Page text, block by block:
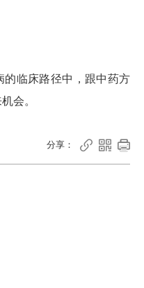
的临床路径中，跟中药方
会。
分享：   